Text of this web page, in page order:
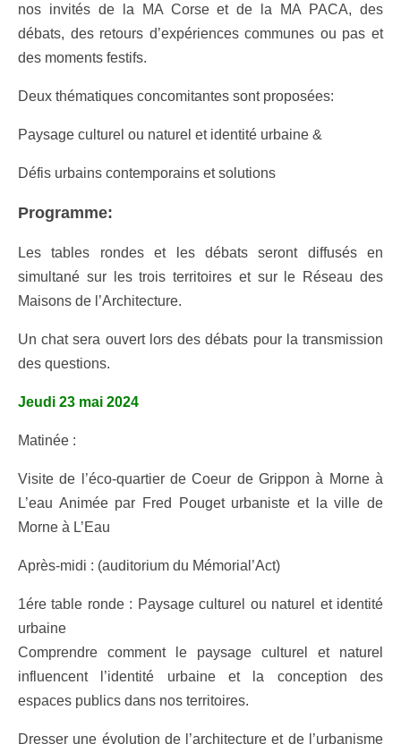
nos invités de la MA Corse et de la MA PACA, des
débats, des retours d’expériences communes ou pas et
des moments festifs.
Deux thématiques concomitantes sont proposées:
Paysage culturel ou naturel et identité urbaine &
Défis urbains contemporains et solutions
Programme:
Les tables rondes et les débats seront diffusés en
simultané sur les trois territoires et sur le Réseau des
Maisons de l’Architecture.
Un chat sera ouvert lors des débats pour la transmission
des questions.
Jeudi 23 mai 2024
Matinée :
Visite de l’éco-quartier de Coeur de Grippon à Morne à
L’eau Animée par Fred Pouget urbaniste et la ville de
Morne à L’Eau
Après-midi : (auditorium du Mémorial’Act)
1ére table ronde : Paysage culturel ou naturel et identité
urbaine
Comprendre comment le paysage culturel et naturel
influencent l’identité urbaine et la conception des
espaces publics dans nos territoires.
Dresser une évolution de l’architecture et de l’urbanisme